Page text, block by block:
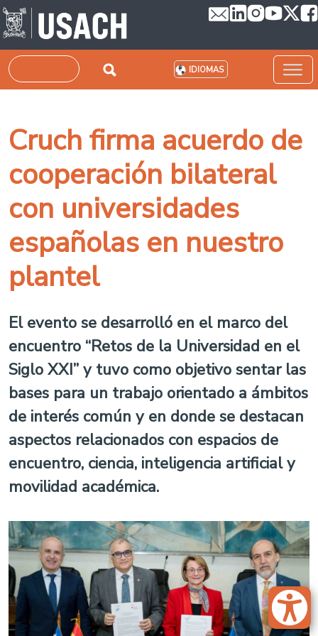
Pasar al contenido principal
Buscar IDIOMAS
Cruch firma acuerdo de
cooperación bilateral
con universidades
españolas en nuestro
plantel
El evento se desarrolló en el marco del
encuentro “Retos de la Universidad en el
Siglo XXI” y tuvo como objetivo sentar las
bases para un trabajo orientado a ámbitos
de interés común y en donde se destacan
aspectos relacionados con espacios de
encuentro, ciencia, inteligencia artificial y
movilidad académica.